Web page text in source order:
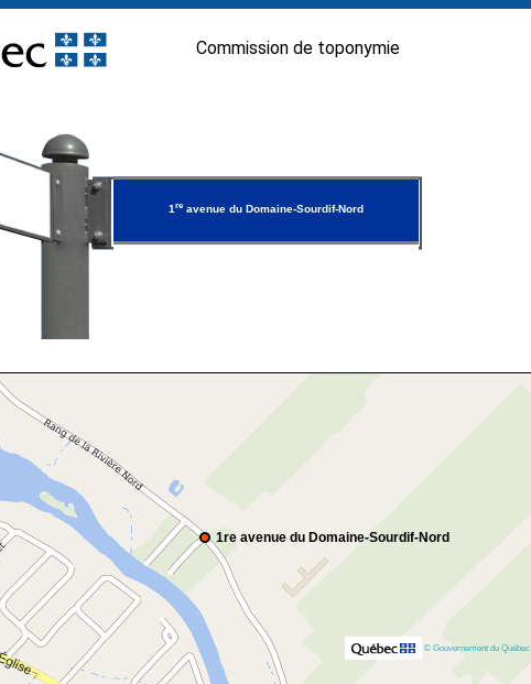
Commission de toponymie
1 reavenue du Domaine-Sourdif-Nord
1re avenue du Domaine-Sourdif-Nord
© Gouvernement du Québec